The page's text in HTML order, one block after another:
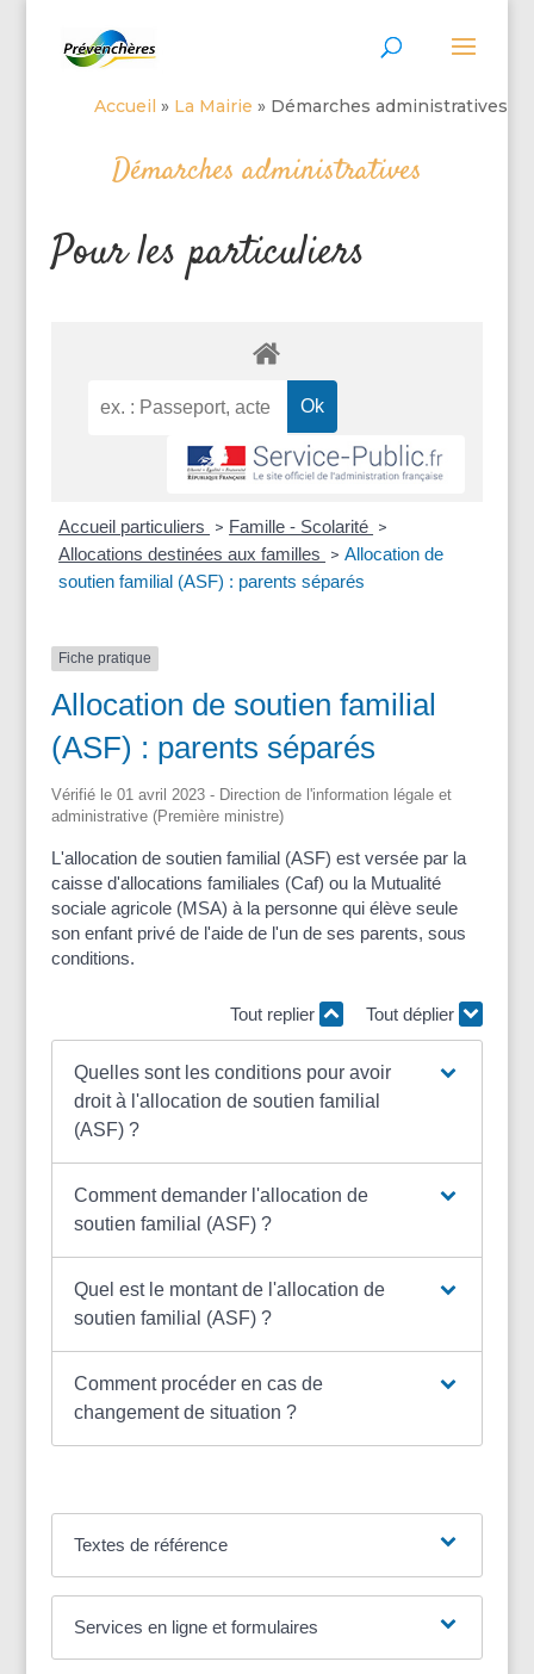
Accueil » La Mairie » Démarches administratives
Démarches administratives
Pour les particuliers
Accueil particuliers > Famille - Scolarité >
Allocations destinées aux familles > Allocation de
soutien familial (ASF) : parents séparés
Fiche pratique
Allocation de soutien familial
(ASF) : parents séparés
Vérifié le 01 avril 2023 - Direction de l'information légale et
administrative (Première ministre)
L'allocation de soutien familial (ASF) est versée par la
caisse d'allocations familiales (Caf) ou la Mutualité
sociale agricole (MSA) à la personne qui élève seule
son enfant privé de l'aide de l'un de ses parents, sous
conditions.
Tout replier Tout déplier
Quelles sont les conditions pour avoir
droit à l'allocation de soutien familial
(ASF) ?
Comment demander l'allocation de
soutien familial (ASF) ?
Quel est le montant de l'allocation de
soutien familial (ASF) ?
Comment procéder en cas de
changement de situation ?
Textes de référence
Services en ligne et formulaires